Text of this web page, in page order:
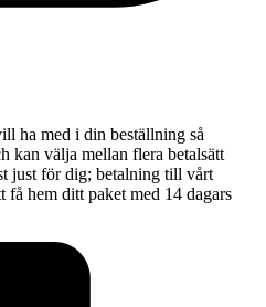
ha med i din beställning så
kan välja mellan flera betalsätt
just för dig; betalning till vårt
hem ditt paket med 14 dagars